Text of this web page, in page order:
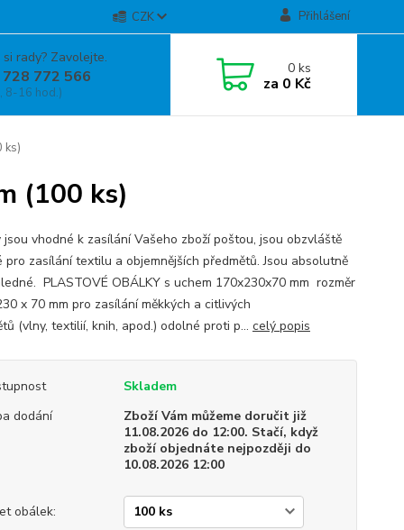
CZK Přihlášení
rady? Zavolejte.
772 566
8-16 hod.)
0ks
za 0 Kč
ks)
(100 ks)
jsou vhodné k zasílání Vašeho zboží poštou, jsou obzvláště
pro zasílání textilu a objemnějších předmětů. Jsou absolutně
PLASTOVÉ OBÁLKY s uchem 170x230x70 mm rozměr
x 70 mm pro zasílání měkkých a citlivých
(vlny, textilií, knih, apod.) odolné proti p... celý popis
Skladem
dodání
Zboží Vám můžeme doručit již
11.08.2026 do 12:00. Stačí, když
zboží objednáte nejpozději do
10.08.2026 12:00
obálek: